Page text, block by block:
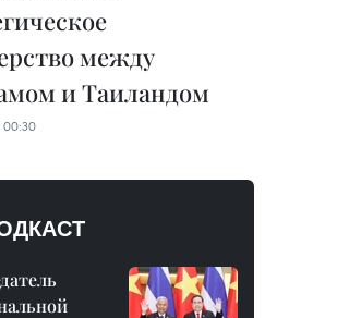
между
и Таиландом